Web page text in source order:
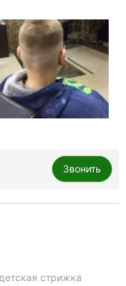
Звонить
детская стрижка